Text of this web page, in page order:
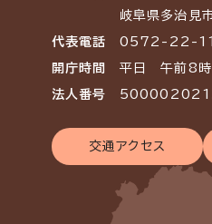
岐阜県多治見
代表電話 0572-22-
開庁時間 平日 午前8
法人番号
交通アクセス